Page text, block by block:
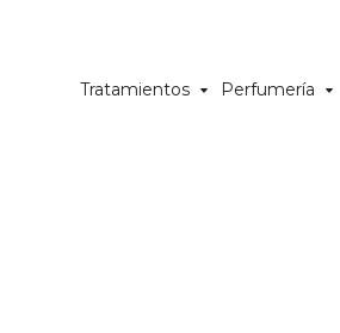
Tratamientos Perfumería